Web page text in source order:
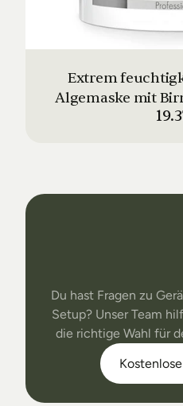
Extrem
Algemaske mit
Du hast Fragen zu
Setup? Unser Team
die richtige Wahl für